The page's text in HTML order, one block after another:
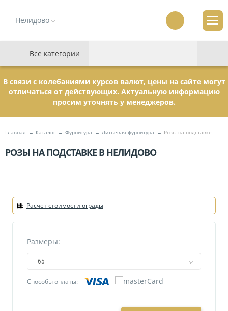
Нелидово
Все категории
В связи с колебаниями курсов валют, цены на сайте могут
отличаться от действующих. Актуальную информацию
просим уточнять у менеджеров.
Главная Каталог Фурнитура Литьевая фурнитура Розы на подставке
РОЗЫ НА ПОДСТАВКЕ В НЕЛИДОВО
Расчёт стоимости ограды
Размеры:
65
Способы оплаты: